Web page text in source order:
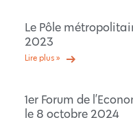
Le Pôle
2023
Lire plus »
1er Forum de
le 8 octobre 2024